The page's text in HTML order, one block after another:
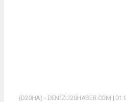
(D20HA) - DENİZLİ20HABER.COM |